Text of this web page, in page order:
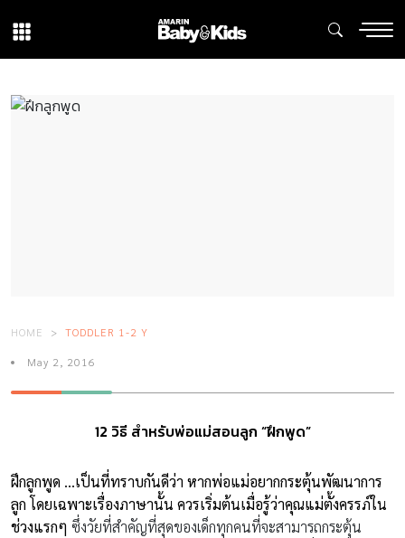
HOME TODDLER 1-2 Y
May 2, 2016
12 วิธี สำหรับพ่อแม่สอนลูก “ฝึกพูด”
ฝึกลูกพูด …เป็นที่ทราบกันดีว่า หากพ่อแม่อยากกระตุ้นพัฒนาการ
ลูก โดยเฉพาะเรื่องภาษานั้น ควรเริ่มต้นเมื่อรู้ว่าคุณแม่ตั้งครรภ์ใน
ช่วงแรกๆ ซึ่งวัยที่สำคัญที่สุดของเด็กทุกคนที่จะสามารถกระตุ้น